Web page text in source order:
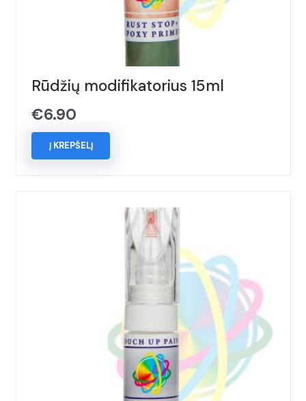
Rūdžių modifikatorius 15ml
€6.90
Į KREPŠELĮ